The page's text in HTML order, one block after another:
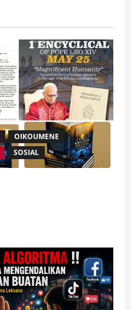
OIKOUMENE
SOSIAL